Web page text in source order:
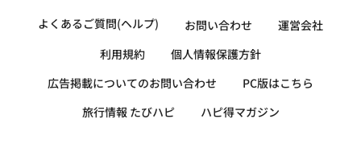
よくあるご質問(ヘルプ) お問い合わせ
運営会社
利用規約
個人情報保護方針
広告掲載についてのお問い合わせ
PC版はこちら
旅行情報 たびハピ
ハピ得マガジン